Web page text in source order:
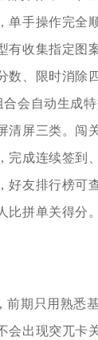
单手操作完全
有收集指定图
数、限时消除
会自动生成
清屏三类。闯
完成连续签到
好友排行榜可
比拼单关得分。
前期只用熟悉
会出现突兀卡